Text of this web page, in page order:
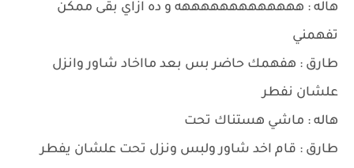
هاله : هههههههههههههه و ده ازاي بقى ممكن
تفهمني
طارق : هفهمك حاضر بس بعد مااخاد شاور وانزل
علشان نفطر
هاله : ماشي هستناك تحت
طارق : قام اخد شاور ولبس ونزل تحت علشان يفطر